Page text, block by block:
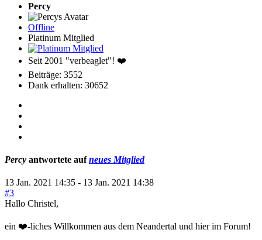
Percy
Offline
Platinum Mitglied
Seit 2001 "verbeaglet"! ❤️
Beiträge: 3552
Dank erhalten: 30652
Percy antwortete aufneues Mitglied
13 Jan. 2021 14:35 - 13 Jan. 2021 14:38
#3
Hallo Christel,
ein ❤️-liches Willkommen aus dem Neandertal und hier im Forum!